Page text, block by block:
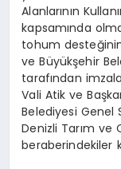
Alanlarının
kapsamında
tohum
ve Büyükşehir
tarafından
Vali Atik ve
Belediyesi Genel
Denizli Tarım ve
beraberindekiler